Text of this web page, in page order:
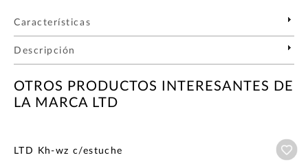
Características
Descripción
OTROS PRODUCTOS INTERESANTES DE
LA MARCA LTD
LTD Kh-wz c/estuche